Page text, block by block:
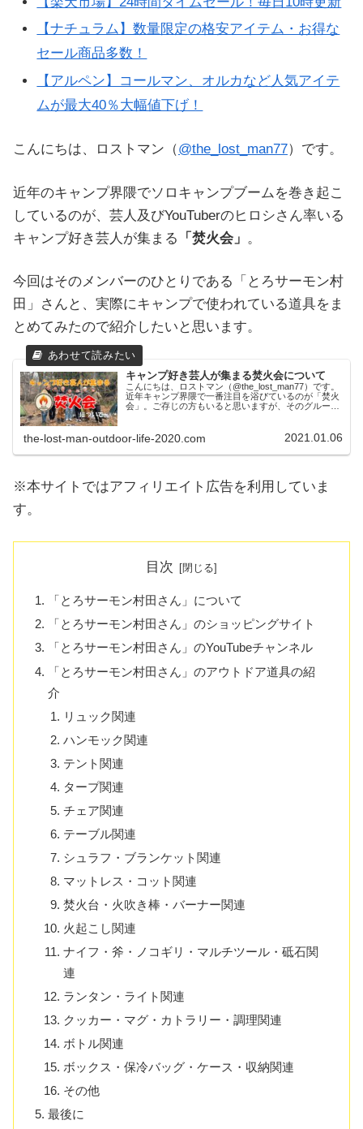
【ナチュラム】数量限定の格安アイテム・お得な
セール商品多数！
【アルペン】コールマン、オルカなど人気アイテ
ムが最大40％大幅値下げ！
こんにちは、ロストマン（@the_lost_man77）です。
近年のキャンプ界隈でソロキャンプブームを巻き起こ
しているのが、芸人及びYouTuberのヒロシさん率いる
キャンプ好き芸人が集まる
「焚火会」 。
今回はそのメンバーのひとりである「とろサーモン村
田」さんと、実際にキャンプで使われている道具をま
とめてみたので紹介したいと思います。
キャンプ好き芸人が集まる焚火会について
こんにちは、ロストマン（@the_lost_man77）です。
近年キャンプ界隈で一番注目を浴びているのが「焚火
会」。ご存じの方もいると思いますが、そのグループ
the-lost-man-outdoor-life-2020.com 2021.01.06
※本サイトではアフィリエイト広告を利用していま
す。
目次
「とろサーモン村田さん」について
「とろサーモン村田さん」のショッピングサイト
「とろサーモン村田さん」のYouTubeチャンネル
「とろサーモン村田さん」のアウトドア道具の紹
介
リュック関連
ハンモック関連
テント関連
タープ関連
チェア関連
テーブル関連
シュラフ・ブランケット関連
マットレス・コット関連
焚火台・火吹き棒・バーナー関連
火起こし関連
ナイフ・斧・ノコギリ・マルチツール・砥石関
連
ランタン・ライト関連
クッカー・マグ・カトラリー・調理関連
ボトル関連
ボックス・保冷バッグ・ケース・収納関連
その他
最後に